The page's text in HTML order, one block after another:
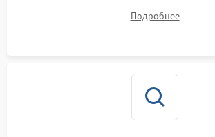
Восстановление целостности проводки
Подробнее